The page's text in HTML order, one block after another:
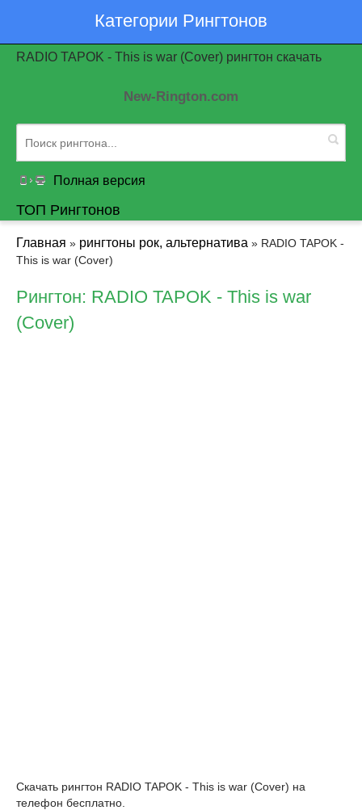
Категории Рингтонов
RADIO TAPOK - This is war (Cover) рингтон скачать
New-Rington.com
Полная версия
ТОП Рингтонов
Главная » рингтоны рок, альтернатива » RADIO TAPOK -
This is war (Cover)
Рингтон: RADIO TAPOK - This is war
(Cover)
Скачать рингтон RADIO TAPOK - This is war (Cover) на
телефон бесплатно.